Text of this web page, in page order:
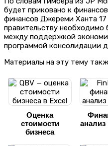
будет приковано к
финансов Джереми Ханта
правительству необходимо
между поддержкой
программой консолидации
Материалы на эту тему
Оценка
стоимости
бизнеса